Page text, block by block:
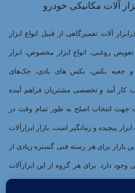
آلات مکانیکی خودرو
آلات تعمیرگاهی از قبیل انواع ابزار
تعویض روغنی، انواع ابزار مخصوص، ابزار
و جعبه بکس، بکس های بادی، جک‌های
کار آمد و تخصصی مشتریان فراهم آمده
انتخاب اصلح به طور تمام وقت در
پیچیده و زمانگیر است. بازار ابزارآلات
بازار برای هر رسته فنی گستره زیادی از
وجود دارد. برای هر گروه از این ابزارآلات